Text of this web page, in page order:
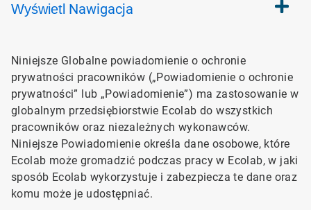
Wyświetl Nawigacja
Niniejsze Globalne powiadomienie o ochronie
prywatności pracowników („Powiadomienie​​​​​​​ o ochronie
prywatności” lub „Powiadomienie​​​​​​​”) ma zastosowanie w
globalnym przedsiębiorstwie Ecolab do wszystkich
pracowników oraz niezależnych wykonawców.
Niniejsze Powiadomienie określa dane osobowe, które
Ecolab może gromadzić podczas pracy w Ecolab, w jaki
sposób Ecolab wykorzystuje i zabezpiecza te dane oraz
komu może je udostępniać.